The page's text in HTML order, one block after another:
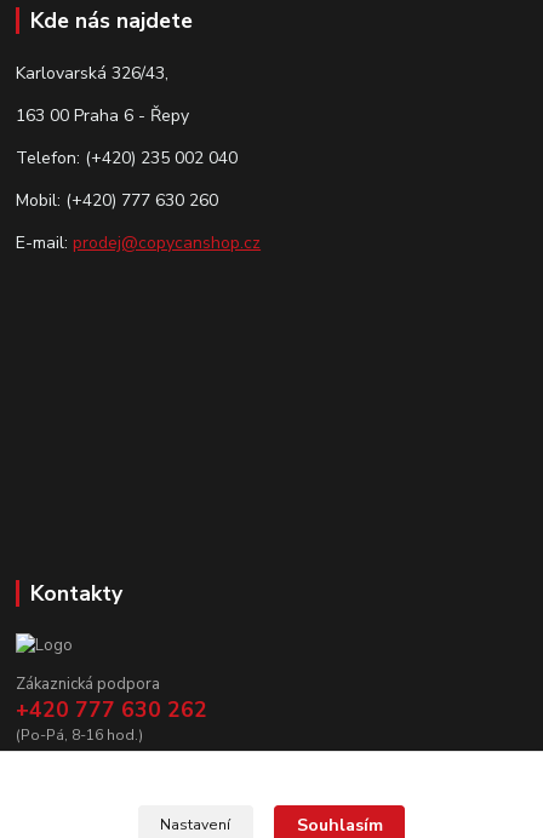
Kde nás najdete
Karlovarská 326/43,
163 00 Praha 6 - Řepy
Telefon: (+420) 235 002 040
Mobil: (+420) 777 630 260
E-mail: prodej@copycanshop.cz
Kontakty
Zákaznická podpora
+420 777 630 262
(Po-Pá, 8-16 hod.)
Nastavení Souhlasím